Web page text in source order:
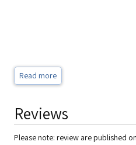
Read more
Reviews
Please note: review are published